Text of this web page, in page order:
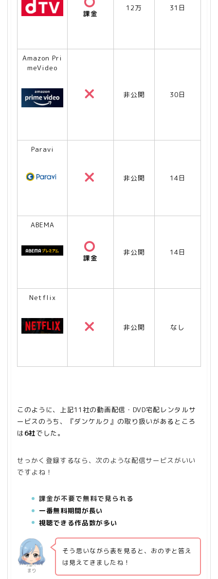
課金
12万 31日
Amazon Pri
meVideo
非公開 30日
Paravi
非公開 14日
ABEMA
課金
非公開 14日
Netflix
非公開 なし
このように、上記11社の動画配信・DVD宅配レンタルサ
ービスのうち、『ダンケルク』の取り扱いがあるところ
は 6社でした。
せっかく登録するなら、次のような配信サービスがいい
ですよね！
課金が不要で無料で見られる
一番無料期間が長い
視聴できる作品数が多い
まり
そう思いながら表を見ると、おのずと答え
は見えてきましたね！